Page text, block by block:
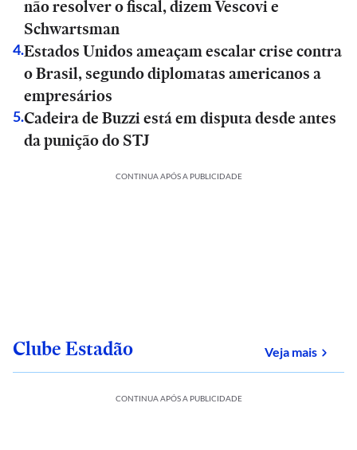
não resolver o fiscal, dizem Vescovi e
Schwartsman
4.Estados Unidos ameaçam escalar crise contra
o Brasil, segundo diplomatas americanos a
empresários
5.Cadeira de Buzzi está em disputa desde antes
da punição do STJ
CONTINUA APÓS A PUBLICIDADE
Clube Estadão Veja maissobre
CONTINUA APÓS A PUBLICIDADE